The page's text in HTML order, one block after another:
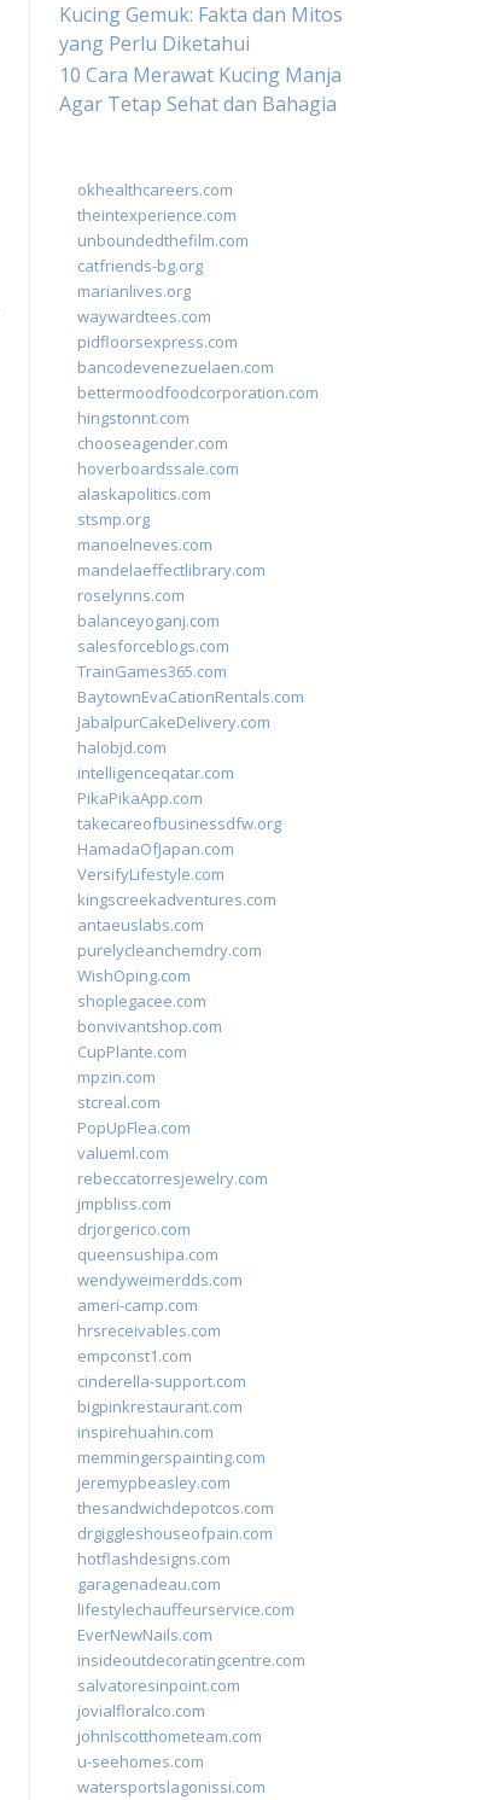
Kucing Gemuk: Fakta dan Mitos
yang Perlu Diketahui
10 Cara Merawat Kucing Manja
Agar Tetap Sehat dan Bahagia
okhealthcareers.com
theintexperience.com
unboundedthefilm.com
catfriends-bg.org
marianlives.org
waywardtees.com
pidfloorsexpress.com
bancodevenezuelaen.com
bettermoodfoodcorporation.com
hingstonnt.com
chooseagender.com
hoverboardssale.com
alaskapolitics.com
stsmp.org
manoelneves.com
mandelaeffectlibrary.com
roselynns.com
balanceyoganj.com
salesforceblogs.com
TrainGames365.com
BaytownEvaCationRentals.com
JabalpurCakeDelivery.com
halobjd.com
intelligenceqatar.com
PikaPikaApp.com
takecareofbusinessdfw.org
HamadaOfJapan.com
VersifyLifestyle.com
kingscreekadventures.com
antaeuslabs.com
purelycleanchemdry.com
WishOping.com
shoplegacee.com
bonvivantshop.com
CupPlante.com
mpzin.com
stcreal.com
PopUpFlea.com
valueml.com
rebeccatorresjewelry.com
jmpbliss.com
drjorgerico.com
queensushipa.com
wendyweimerdds.com
ameri-camp.com
hrsreceivables.com
empconst1.com
cinderella-support.com
bigpinkrestaurant.com
inspirehuahin.com
memmingerspainting.com
jeremypbeasley.com
thesandwichdepotcos.com
drgiggleshouseofpain.com
hotflashdesigns.com
garagenadeau.com
lifestylechauffeurservice.com
EverNewNails.com
insideoutdecoratingcentre.com
salvatoresinpoint.com
jovialfloralco.com
johnlscotthometeam.com
u-seehomes.com
watersportslagonissi.com